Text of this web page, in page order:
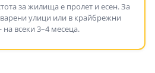
за жилища е пролет и есен. За
улици или в крайбрежни
всеки 3–4 месеца.